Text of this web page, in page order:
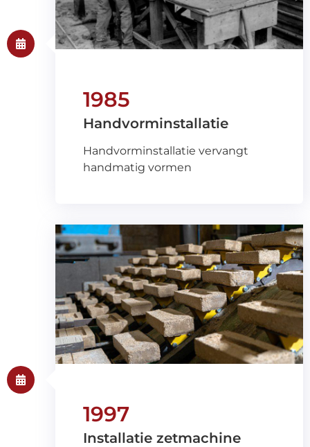
1985
Handvorminstallatie
Handvorminstallatie vervangt
handmatig vormen
1997
Installatie zetmachine